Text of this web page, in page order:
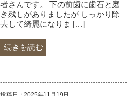
者さんです。 下の前歯に歯石と磨
き残しがありましたが しっかり除
去して綺麗になりま […]
続きを読む
投稿日：2025年11月19日